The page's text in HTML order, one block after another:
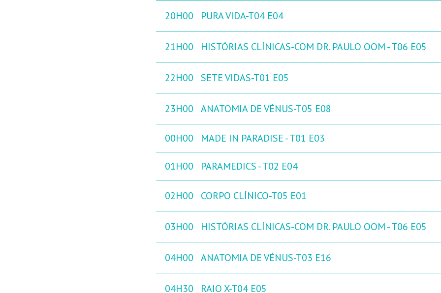
20H00 PURA VIDA-T04 E04
21H00 HISTÓRIAS CLÍNICAS-COM DR. PAULO OOM - T06 E05
22H00 SETE VIDAS-T01 E05
23H00 ANATOMIA DE VÉNUS-T05 E08
00H00 MADE IN PARADISE - T01 E03
01H00 PARAMEDICS - T02 E04
02H00 CORPO CLÍNICO-T05 E01
03H00 HISTÓRIAS CLÍNICAS-COM DR. PAULO OOM - T06 E05
04H00 ANATOMIA DE VÉNUS-T03 E16
04H30 RAIO X-T04 E05